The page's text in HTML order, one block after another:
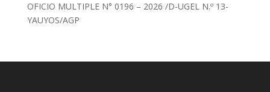
OFICIO MULTIPLE N° 0196 – 2026 /D-UGEL N.º 13-
YAUYOS/AGP